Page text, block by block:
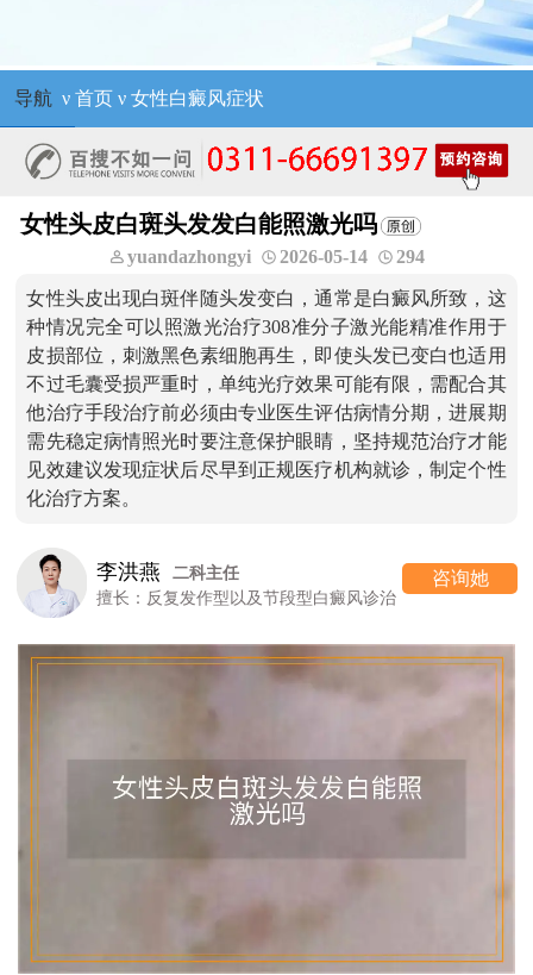
导航 ν 首页ν 女性白癜风症状
女性头皮白斑头发发白能照激光吗
yuandazhongyi 2026-05-14 294
女性头皮出现白斑伴随头发变白，通常是白癜风所致，这
种情况完全可以照激光治疗308准分子激光能精准作用于
皮损部位，刺激黑色素细胞再生，即使头发已变白也适用
不过毛囊受损严重时，单纯光疗效果可能有限，需配合其
他治疗手段治疗前必须由专业医生评估病情分期，进展期
需先稳定病情照光时要注意保护眼睛，坚持规范治疗才能
见效建议发现症状后尽早到正规医疗机构就诊，制定个性
化治疗方案。
李洪燕
二科主任
擅长：反复发作型以及节段型白癜风诊治
咨询她